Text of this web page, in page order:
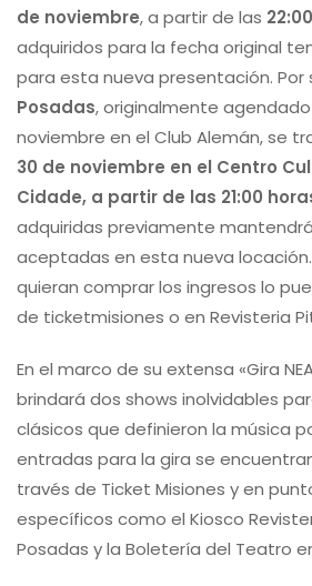
de noviembre, a partir de las
adquiridos para la fecha original
para esta nueva presentación. Por
Posadas, originalmente agendado
noviembre en el Club Alemán, se
30 de noviembre en el Centro
Cidade, a partir de las 21:00
adquiridas previamente
aceptadas en esta nueva
quieran comprar los ingresos lo
de ticketmisiones o en Revisteria
En el marco de su extensa «Gira
brindará dos shows inolvidables
clásicos que definieron la música
entradas para la gira se
través de Ticket Misiones y en
específicos como el Kiosco
Posadas y la Boletería del Teatro